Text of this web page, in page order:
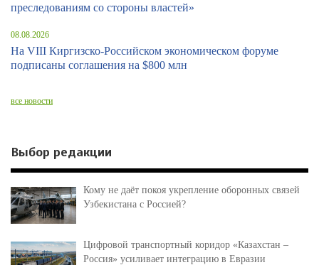
преследованиям со стороны властей»
08.08.2026
На VIII Киргизско-Российском экономическом форуме
подписаны соглашения на $800 млн
все новости
Выбор редакции
Кому не даёт покоя укрепление оборонных связей
Узбекистана с Россией?
Цифровой транспортный коридор «Казахстан –
Россия» усиливает интеграцию в Евразии